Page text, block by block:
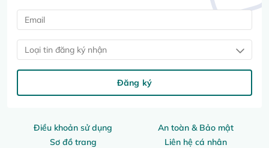
Điều khoản sử dụng
An toàn & Bảo mật
Sơ đồ trang
Liên hệ cá nhân
Loại tin đăng ký nhận
Đăng ký